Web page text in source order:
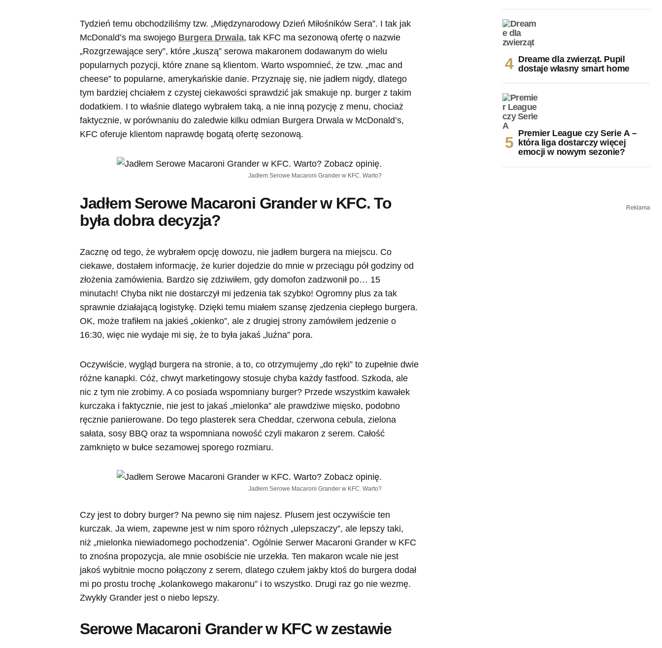
Tydzień temu obchodziliśmy tzw. „Międzynarodowy Dzień Miłośników Sera”. I tak jak
McDonald’s ma swojego Burgera Drwala, tak KFC ma sezonową ofertę o nazwie
„Rozgrzewające sery”, które „kuszą” serowa makaronem dodawanym do wielu
popularnych pozycji, które znane są klientom. Warto wspomnieć, że tzw. „mac and
cheese” to popularne, amerykańskie danie. Przyznaję się, nie jadłem nigdy, dlatego
tym bardziej chciałem z czystej ciekawości sprawdzić jak smakuje np. burger z takim
dodatkiem. I to właśnie dlatego wybrałem taką, a nie inną pozycję z menu, chociaż
faktycznie, w porównaniu do zaledwie kilku odmian Burgera Drwala w McDonald’s,
KFC oferuje klientom naprawdę bogatą ofertę sezonową.
Jadłem Serowe Macaroni Grander w KFC. Warto?
Jadłem Serowe Macaroni Grander w KFC. To
była dobra decyzja?
Zacznę od tego, że wybrałem opcję dowozu, nie jadłem burgera na miejscu. Co
ciekawe, dostałem informację, że kurier dojedzie do mnie w przeciągu pół godziny od
złożenia zamówienia. Bardzo się zdziwiłem, gdy domofon zadzwonił po… 15
minutach! Chyba nikt nie dostarczył mi jedzenia tak szybko! Ogromny plus za tak
sprawnie działającą logistykę. Dzięki temu miałem szansę zjedzenia ciepłego burgera.
OK, może trafiłem na jakieś „okienko”, ale z drugiej strony zamówiłem jedzenie o
16:30, więc nie wydaje mi się, że to była jakaś „luźna” pora.
Oczywiście, wygląd burgera na stronie, a to, co otrzymujemy „do ręki” to zupełnie dwie
różne kanapki. Cóż, chwyt marketingowy stosuje chyba każdy fastfood. Szkoda, ale
nic z tym nie zrobimy. A co posiada wspomniany burger? Przede wszystkim kawałek
kurczaka i faktycznie, nie jest to jakaś „mielonka” ale prawdziwe mięsko, podobno
ręcznie panierowane. Do tego plasterek sera Cheddar, czerwona cebula, zielona
sałata, sosy BBQ oraz ta wspomniana nowość czyli makaron z serem. Całość
zamknięto w bułce sezamowej sporego rozmiaru.
Jadłem Serowe Macaroni Grander w KFC. Warto?
Czy jest to dobry burger? Na pewno się nim najesz. Plusem jest oczywiście ten
kurczak. Ja wiem, zapewne jest w nim sporo różnych „ulepszaczy”, ale lepszy taki,
niż „mielonka niewiadomego pochodzenia”. Ogólnie Serwer Macaroni Grander w KFC
to znośna propozycja, ale mnie osobiście nie urzekła. Ten makaron wcale nie jest
jakoś wybitnie mocno połączony z serem, dlatego czułem jakby ktoś do burgera dodał
mi po prostu trochę „kolankowego makaronu” i to wszystko. Drugi raz go nie wezmę.
Zwykły Grander jest o niebo lepszy.
Serowe Macaroni Grander w KFC w zestawie
Dreame dla zwierząt. Pupil
dostaje własny smart home
Premier League czy Serie A –
która liga dostarczy więcej
emocji w nowym sezonie?
Reklama